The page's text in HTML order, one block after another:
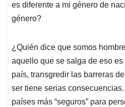
es diferente a mi género de
género?
¿Quién dice que somos
aquello que se salga de eso
país, transgredir las barreras
ser tiene serias
países más “seguros” para